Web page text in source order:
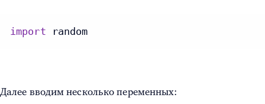
import random
Далее вводим несколько переменных: